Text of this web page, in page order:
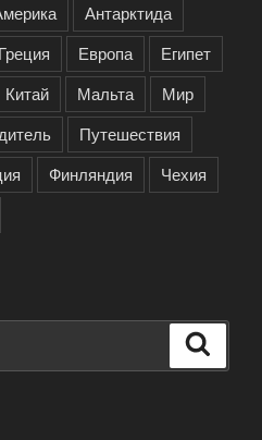
Антарктида
Греция Европа
Египет
Китай Мальта
Мир
Путешествия
Финляндия
Чехия